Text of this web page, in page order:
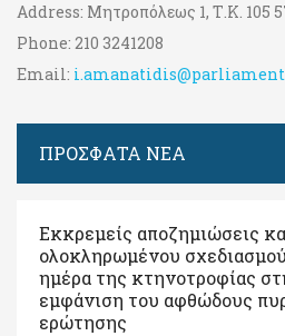
Address: Μητροπόλεως 1, Τ.Κ. 105
Phone: 210 3241208
Email:
ΠΡΟΣΦΑΤΑ ΝΕΑ
Εκκρεμείς αποζημιώσεις
ολοκληρωμένου
ημέρα της κτηνοτροφίας
εμφάνιση του αφθώδους
ερώτησης